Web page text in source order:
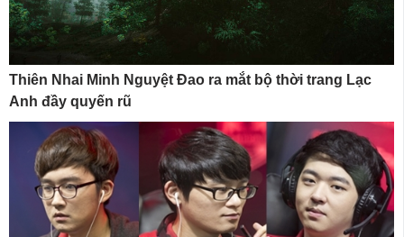
Thiên Nhai Minh Nguyệt Đao ra mắt bộ thời trang Lạc
Anh đầy quyến rũ